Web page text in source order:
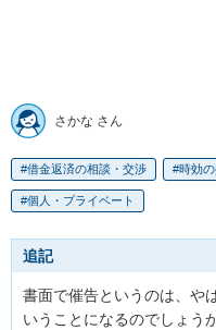
さかな さん
借金返済の相談・交渉 時効
個人・プライベート
追記
書面で催告というのは、や
いうことになるのでしょうか